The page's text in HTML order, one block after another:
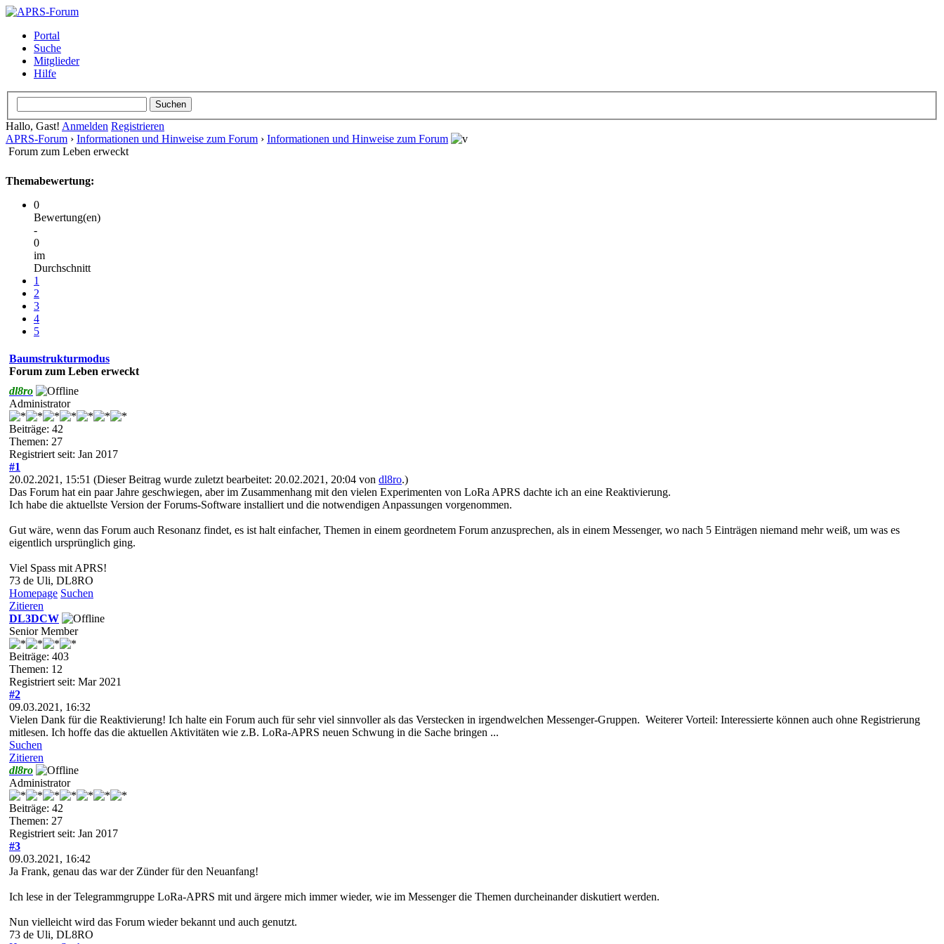
Portal
Suche
Mitglieder
Hilfe
Hallo, Gast! Anmelden Registrieren
APRS-Forum › Informationen und Hinweise zum Forum › Informationen und Hinweise zum Forum
Forum zum Leben erweckt
Themabewertung:
0
Bewertung(en)
-
0
im
Durchschnitt
1
2
3
4
5
Baumstrukturmodus
Forum zum Leben erweckt
dl8ro
Administrator
Beiträge: 42
Themen: 27
Registriert seit: Jan 2017
#1
20.02.2021, 15:51 (Dieser Beitrag wurde zuletzt bearbeitet: 20.02.2021, 20:04 von dl8ro.)
Das Forum hat ein paar Jahre geschwiegen, aber im Zusammenhang mit den vielen Experimenten von LoRa APRS dachte ich an eine Reaktivierung.
Ich habe die aktuellste Version der Forums-Software installiert und die notwendigen Anpassungen vorgenommen.
Gut wäre, wenn das Forum auch Resonanz findet, es ist halt einfacher, Themen in einem geordnetem Forum anzusprechen, als in einem Messenger, wo nach 5 Einträgen niemand mehr weiß, um was es
eigentlich ursprünglich ging.
Viel Spass mit APRS!
73 de Uli, DL8RO
Homepage Suchen
Zitieren
DL3DCW
Senior Member
Beiträge: 403
Themen: 12
Registriert seit: Mar 2021
#2
09.03.2021, 16:32
Vielen Dank für die Reaktivierung! Ich halte ein Forum auch für sehr viel sinnvoller als das Verstecken in irgendwelchen Messenger-Gruppen. Weiterer Vorteil: Interessierte können auch ohne Registrierung
mitlesen. Ich hoffe das die aktuellen Aktivitäten wie z.B. LoRa-APRS neuen Schwung in die Sache bringen ...
Suchen
Zitieren
dl8ro
Administrator
Beiträge: 42
Themen: 27
Registriert seit: Jan 2017
#3
09.03.2021, 16:42
Ja Frank, genau das war der Zünder für den Neuanfang!
Ich lese in der Telegrammgruppe LoRa-APRS mit und ärgere mich immer wieder, wie im Messenger die Themen durcheinander diskutiert werden.
Nun vielleicht wird das Forum wieder bekannt und auch genutzt.
73 de Uli, DL8RO